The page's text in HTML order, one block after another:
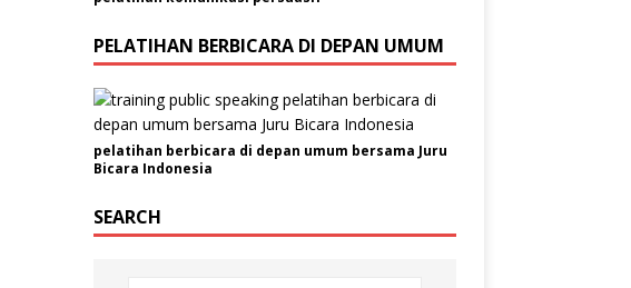
PELATIHAN BERBICARA DI DEPAN UMUM
pelatihan berbicara di depan umum bersama Juru
Bicara Indonesia
SEARCH